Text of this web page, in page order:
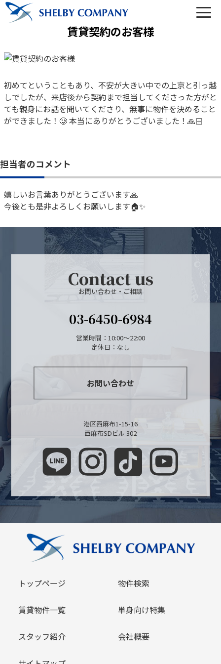
03-6450-6984
営業時間 10:00～22:00（なし定休）
トップ
賃貸物件一覧
賃貸契約のお客様
初めてということもあり、不安が大きい中での上京と引っ越
しでしたが、来店後から契約まで担当してくださった方がと
ても親身にお話を聞いてくださり、無事に物件を決めること
ができました！🥲 本当にありがとうございました！🙏🏻
担当者のコメント
嬉しいお言葉ありがとうございます🙏
今後とも是非よろしくお願いします🏠✨
Contact us
お問い合わせ・ご相談
03-6450-6984
営業時間：10:00～22:00
定休日：なし
お問い合わせ
港区西麻布1-15-16
西麻布SDビル 302
トップページ 物件検索
賃貸物件一覧 単身向け特集
スタッフ紹介 会社概要